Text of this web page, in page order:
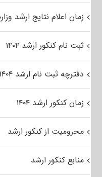
زمان اعلام نتایج ارشد
ثبت نام کنکور ارشد ۱۴۰۴
دفترچه ثبت نام ارشد ۱۴۰۴
زمان کنکور ارشد ۱۴۰۴
محرومیت از کنکور ارشد
منابع کنکور ارشد